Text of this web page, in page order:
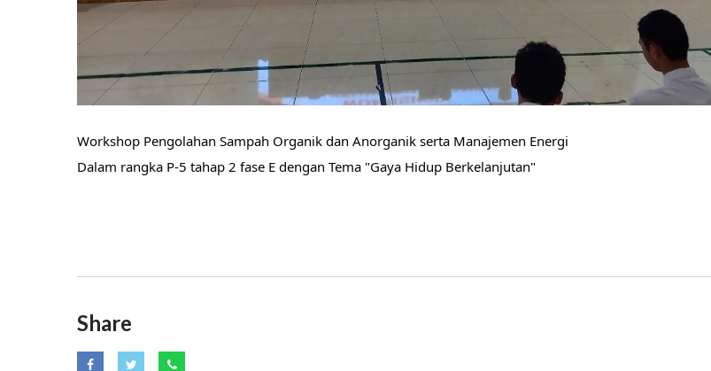
Workshop Pengolahan Sampah Organik dan Anorganik serta Manajemen Energi
Dalam rangka P-5 tahap 2 fase E dengan Tema "Gaya Hidup Berkelanjutan"
Share